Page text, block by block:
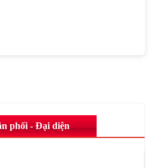
phối - Đại diện